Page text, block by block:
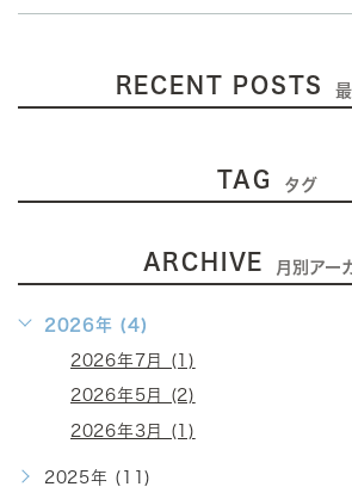
RECENT POSTS
TAG タグ
ARCHIVE 月別アー
2026年 (4)
2026年7月 (1)
2026年5月 (2)
2026年3月 (1)
2025年 (11)